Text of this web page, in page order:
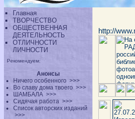
Главная
ТВОРЧЕСТВО
ОБЩЕСТВЕННАЯ
ДЕЯТЕЛЬНОСТЬ
ОТЛИЧНОСТИ
ЛИЧНОСТИ
Рекомендуем:
Анонсы
Ничего особенного >>>
Во славу дома твоего >>>
ШАМБАЛА >>>
Сидячая работа >>>
Список авторских изданий
>>>
http://